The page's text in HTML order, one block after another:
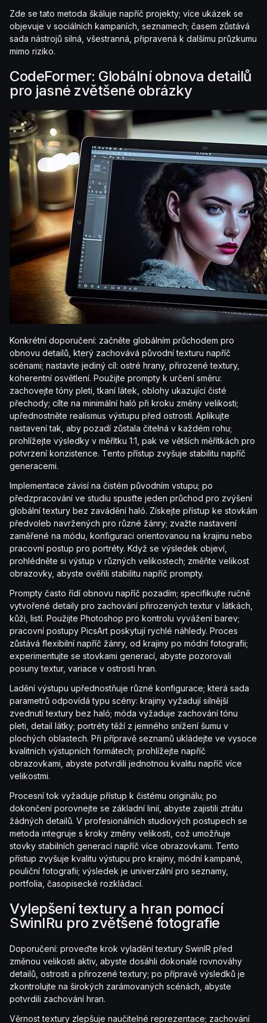
Zde se tato metoda škáluje napříč projekty; více ukázek se
objevuje v sociálních kampaních, seznamech; časem zůstává
sada nástrojů silná, všestranná, připravená k dalšímu průzkumu
mimo riziko.
CodeFormer: Globální obnova detailů
pro jasné zvětšené obrázky
Konkrétní doporučení: začněte globálním průchodem pro
obnovu detailů, který zachovává původní texturu napříč
scénami; nastavte jediný cíl: ostré hrany, přirozené textury,
koherentní osvětlení. Použijte prompty k určení směru:
zachovejte tóny pleti, tkaní látek, oblohy ukazující čisté
přechody; cílte na minimální haló při kroku změny velikosti;
upřednostněte realismus výstupu před ostrostí. Aplikujte
nastavení tak, aby pozadí zůstala čitelná v každém rohu;
prohlížejte výsledky v měřítku 1:1, pak ve větších měřítkách pro
potvrzení konzistence. Tento přístup zvyšuje stabilitu napříč
generacemi.
Implementace závisí na čistém původním vstupu; po
předzpracování ve studiu spusťte jeden průchod pro zvýšení
globální textury bez zavádění haló. Získejte přístup ke stovkám
předvoleb navržených pro různé žánry; zvažte nastavení
zaměřené na módu, konfiguraci orientovanou na krajinu nebo
pracovní postup pro portréty. Když se výsledek objeví,
prohlédněte si výstup v různých velikostech; změňte velikost
obrazovky, abyste ověřili stabilitu napříč prompty.
Prompty často řídí obnovu napříč pozadím; specifikujte ručně
vytvořené detaily pro zachování přirozených textur v látkách,
kůži, listí. Použijte Photoshop pro kontrolu vyvážení barev;
pracovní postupy PicsArt poskytují rychlé náhledy. Proces
zůstává flexibilní napříč žánry, od krajiny po módní fotografii;
experimentujte se stovkami generací, abyste pozorovali
posuny textur, variace v ostrosti hran.
Ladění výstupu upřednostňuje různé konfigurace; která sada
parametrů odpovídá typu scény: krajiny vyžadují silnější
zvednutí textury bez haló; móda vyžaduje zachování tónu
pleti, detail látky; portréty těží z jemného snížení šumu v
plochých oblastech. Při přípravě seznamů ukládejte ve vysoce
kvalitních výstupních formátech; prohlížejte napříč
obrazovkami, abyste potvrdili jednotnou kvalitu napříč více
velikostmi.
Procesní tok vyžaduje přístup k čistému originálu; po
dokončení porovnejte se základní linií, abyste zajistili ztrátu
žádných detailů. V profesionálních studiových postupech se
metoda integruje s kroky změny velikosti, což umožňuje
stovky stabilních generací napříč více obrazovkami. Tento
přístup zvyšuje kvalitu výstupu pro krajiny, módní kampaně,
pouliční fotografii; výsledek je univerzální pro seznamy,
portfolia, časopisecké rozkládací.
Vylepšení textury a hran pomocí
SwinIRu pro zvětšené fotografie
Doporučení: proveďte krok vyladění textury SwinIR před
změnou velikosti aktiv, abyste dosáhli dokonalé rovnováhy
detailů, ostrosti a přirozené textury; po přípravě výsledků je
zkontrolujte na širokých zarámovaných scénách, abyste
potvrdili zachování hran.
Věrnost textury zlepšuje naučitelné reprezentace; zachování